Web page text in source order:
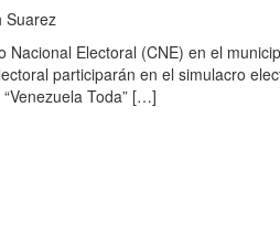
Suarez
Nacional Electoral (CNE) en el
participarán en el simulacro
Toda” […]